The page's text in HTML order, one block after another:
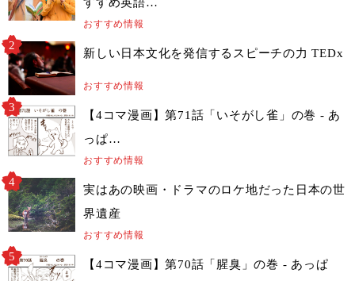
おすすめ情報
新しい日本文化を発信するスピーチの力 TEDx
おすすめ情報
【4コマ漫画】第71話「いそがし雀」の巻 - あ
っぱ…
おすすめ情報
実はあの映画・ドラマのロケ地だった日本の世
界遺産
おすすめ情報
【4コマ漫画】第70話「腥臭」の巻 - あっぱ